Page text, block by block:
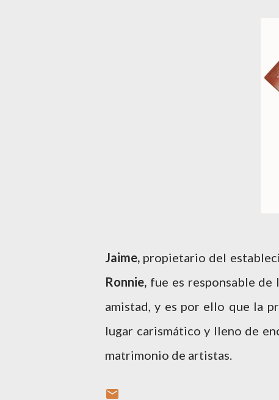
Jaime, propietario del
Ronnie, fue es responsable de
amistad, y es por ello que la
lugar carismático y lleno de
matrimonio de artistas.